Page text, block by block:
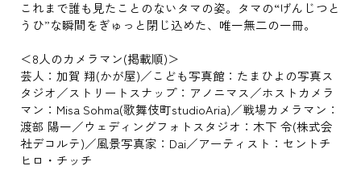
これまで誰も見たことのないタマの姿。タマの“げんじつと
うひ”な瞬間をぎゅっと閉じ込めた、唯一無二の一冊。
＜8人のカメラマン(掲載順)＞
芸人：加賀 翔(かが屋)／こども写真館：たまひよの写真ス
タジオ／ストリートスナップ：アノニマス／ホストカメラ
マン：Misa Sohma(歌舞伎町studioAria)／戦場カメラマン：
渡部 陽一／ウェディングフォトスタジオ：木下 令(株式会
社デコルテ)／風景写真家：Dai／アーティスト：セントチ
ヒロ・チッチ